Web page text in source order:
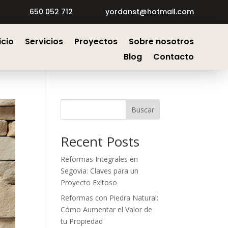
650 052 712 yordanst@hotmail.com
Servicios Proyectos
Sobre nosotros
Blog
Contacto
Buscar
Recent Posts
Reformas Integrales en
Segovia: Claves para un
Proyecto Exitoso
Reformas con Piedra Natural:
Cómo Aumentar el Valor de
tu Propiedad